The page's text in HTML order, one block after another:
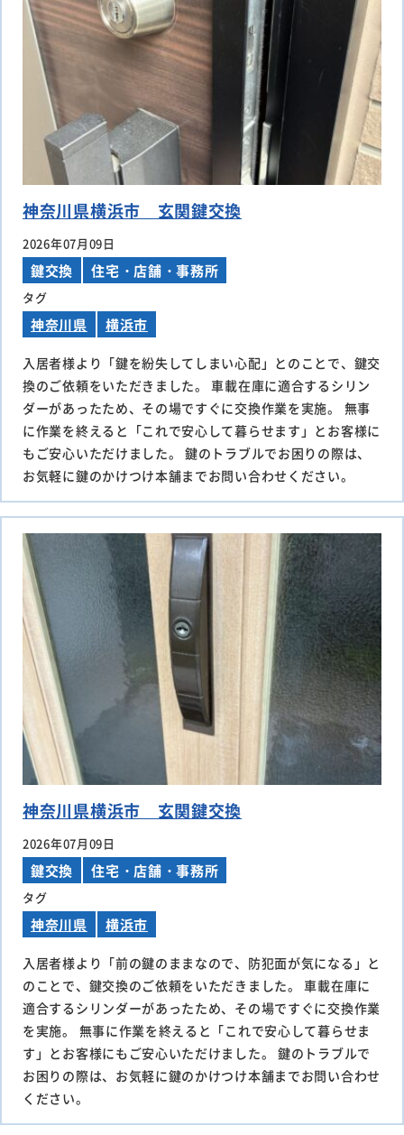
神奈川県横浜市 玄関鍵交換
2026年07月09日
鍵交換 住宅・店舗・事務所
タグ
神奈川県 横浜市
入居者様より「鍵を紛失してしまい心配」とのことで、鍵交
換のご依頼をいただきました。 車載在庫に適合するシリン
ダーがあったため、その場ですぐに交換作業を実施。 無事
に作業を終えると「これで安心して暮らせます」とお客様に
もご安心いただけました。 鍵のトラブルでお困りの際は、
お気軽に鍵のかけつけ本舗までお問い合わせください。
神奈川県横浜市 玄関鍵交換
2026年07月09日
鍵交換 住宅・店舗・事務所
タグ
神奈川県 横浜市
入居者様より「前の鍵のままなので、防犯面が気になる」と
のことで、鍵交換のご依頼をいただきました。 車載在庫に
適合するシリンダーがあったため、その場ですぐに交換作業
を実施。 無事に作業を終えると「これで安心して暮らせま
す」とお客様にもご安心いただけました。 鍵のトラブルで
お困りの際は、お気軽に鍵のかけつけ本舗までお問い合わせ
ください。